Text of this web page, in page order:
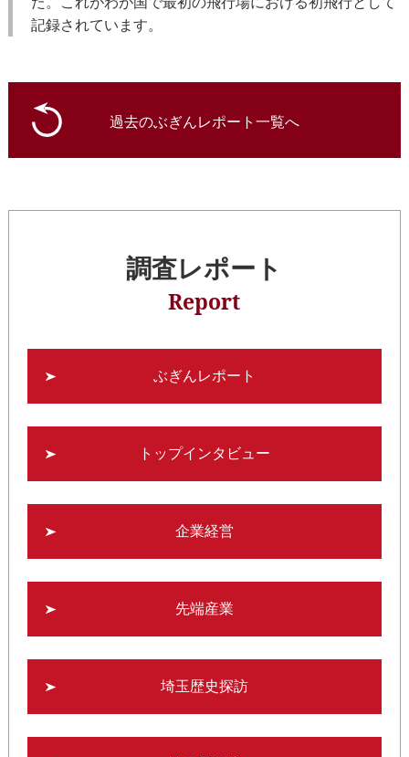
記録されています。
過去のぶぎんレポート一覧へ
調査レポート
Report
ぶぎんレポート
トップインタビュー
企業経営
先端産業
埼玉歴史探訪